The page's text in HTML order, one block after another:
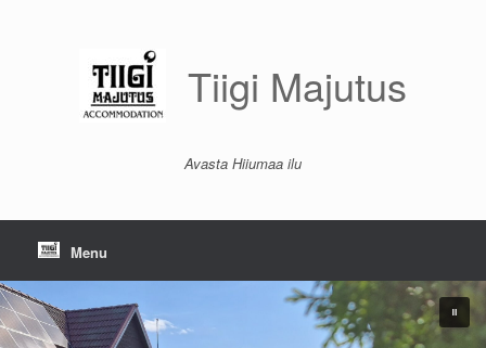
Tiigi Majutus
Avasta Hiiumaa ilu
Menu